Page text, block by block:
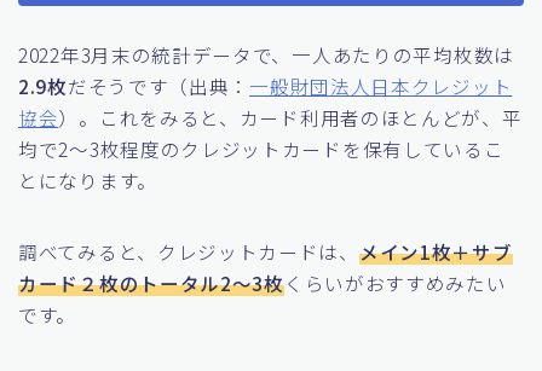
2022年3月末の統計データで、一人あたりの平均枚数は
2.9枚だそうです（出典： 一般財団法人日本クレジット
協会）。これをみると、カード利用者のほとんどが、平
均で2〜3枚程度のクレジットカードを保有しているこ
とになります。
調べてみると、クレジットカードは、 メイン1枚＋サブ
カード２枚のトータル2〜3枚くらいがおすすめみたい
です。